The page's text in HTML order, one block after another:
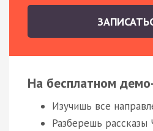
На бесплатном
Изучишь все
Разберешь рассказы